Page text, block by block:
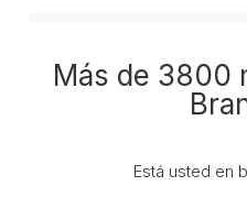
Más de 3800
Está usted en